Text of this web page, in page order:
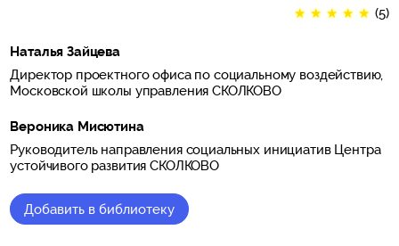
★ ★ ★ ★ ★ (5)
Наталья Зайцева
Директор проектного офиса по социальному воздействию,
Московской школы управления СКОЛКОВО
Вероника Мисютина
Руководитель направления социальных инициатив Центра
устойчивого развития СКОЛКОВО
Добавить в библиотеку